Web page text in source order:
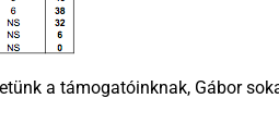
a támogatóinknak, Gábor